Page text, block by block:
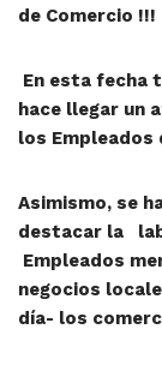
de Comercio !!!
En esta fecha
hace llegar un
los Empleados
Asimismo, se
destacar la
Empleados
negocios
día- los